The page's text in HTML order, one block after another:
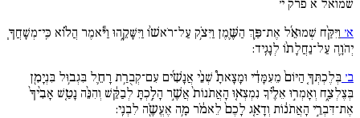
שמואל א פרק י׳
א׳ וַיִּקַּ֨ח שְׁמוּאֵ֜ל אֶת־פַּ֥ךְ הַשֶּׁ֛מֶן וַיִּצֹ֥ק עַל־רֹאשׁ֨וֹ וַיִּשָּׁקֵ֑הוּ וַיֹּ֕אמֶר הֲל֗וֹא כִּֽי־מְשָׁחֲךָ֧
יְהֹוָ֛ה עַל־נַחֲלָת֨וֹ לְנָגִֽיד:
ב׳ בְּלֶכְתְּךָ֚ הַיּוֹם֙ מֵעִמָּדִ֔י וּמָצָאתָ֩ שְׁנֵ֨י אֲנָשִׁ֜ים עִם־קְבֻרַ֥ת רָחֵ֛ל בִּגְב֥וּל בִּנְיָמִ֖ן
בְּצֶלְצַ֑ח וְאָמְר֣וּ אֵלֶ֗יךָ נִמְצְא֚וּ הָאֲתֹנוֹת֙ אֲשֶׁ֣ר הָלַ֣כְתָּ לְבַקֵּ֔שׁ וְהִנֵּ֨ה נָטַ֚שׁ אָבִ֙יךָ֙
אֶת־דִּבְרֵ֣י הָאֲתֹנ֔וֹת וְדָאַ֚ג לָכֶם֙ לֵאמֹ֔ר מָ֥ה אֶעֱשֶֹ֖ה לִבְנִֽי: